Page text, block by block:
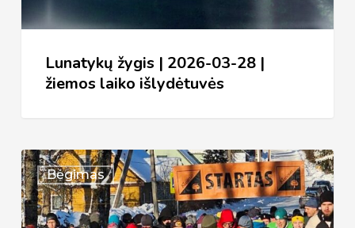
žiemos
laiko
išlydėtuvės
Lunatykų žygis | 2026-03-28 |
žiemos laiko išlydėtuvės
Bėgimas
XXXVI
bėgimas
Aplink